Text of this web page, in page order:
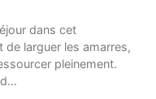
dans cet
larguer les amarres,
pleinement.